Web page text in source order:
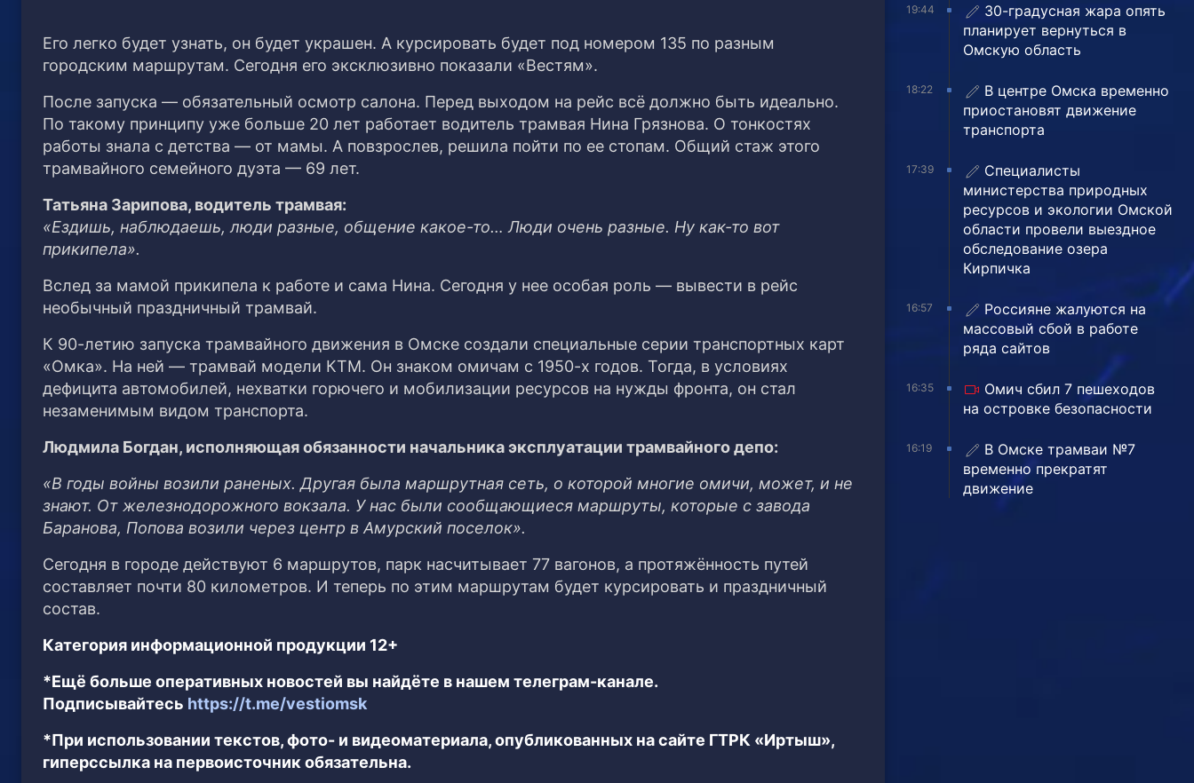
Его легко будет узнать, он будет украшен. А курсировать будет под номером 135 по разным
городским маршрутам. Сегодня его эксклюзивно показали «Вестям».
После запуска — обязательный осмотр салона. Перед выходом на рейс всё должно быть идеально.
По такому принципу уже больше 20 лет работает водитель трамвая Нина Грязнова. О тонкостях
работы знала с детства — от мамы. А повзрослев, решила пойти по ее стопам. Общий стаж этого
трамвайного семейного дуэта — 69 лет.
Татьяна Зарипова, водитель трамвая:
«Ездишь, наблюдаешь, люди разные, общение какое-то… Люди очень разные. Ну как-то вот
прикипела».
Вслед за мамой прикипела к работе и сама Нина. Сегодня у нее особая роль — вывести в рейс
необычный праздничный трамвай.
К 90-летию запуска трамвайного движения в Омске создали специальные серии транспортных карт
«Омка». На ней — трамвай модели КТМ. Он знаком омичам с 1950-х годов. Тогда, в условиях
дефицита автомобилей, нехватки горючего и мобилизации ресурсов на нужды фронта, он стал
незаменимым видом транспорта.
Людмила Богдан, исполняющая обязанности начальника эксплуатации трамвайного депо:
«В годы войны возили раненых. Другая была маршрутная сеть, о которой многие омичи, может, и не
знают. От железнодорожного вокзала. У нас были сообщающиеся маршруты, которые с завода
Баранова, Попова возили через центр в Амурский поселок».
Сегодня в городе действуют 6 маршрутов, парк насчитывает 77 вагонов, а протяжённость путей
составляет почти 80 километров. И теперь по этим маршрутам будет курсировать и праздничный
состав.
Категория информационной продукции 12+
*Ещё больше оперативных новостей вы найдёте в нашем телеграм-канале.
Подписывайтесь https://t.me/vestiomsk
*При использовании текстов, фото- и видеоматериала, опубликованных на сайте ГТРК «Иртыш»,
гиперссылка на первоисточник обязательна.
19:44
30-градусная жара опять
планирует вернуться в
Омскую область
18:22
В центре Омска временно
приостановят движение
транспорта
17:39
Специалисты
министерства природных
ресурсов и экологии Омской
области провели выездное
обследование озера
Кирпичка
16:57
Россияне жалуются на
массовый сбой в работе
ряда сайтов
16:35
Омич сбил 7 пешеходов
на островке безопасности
16:19
В Омске трамваи №7
временно прекратят
движение